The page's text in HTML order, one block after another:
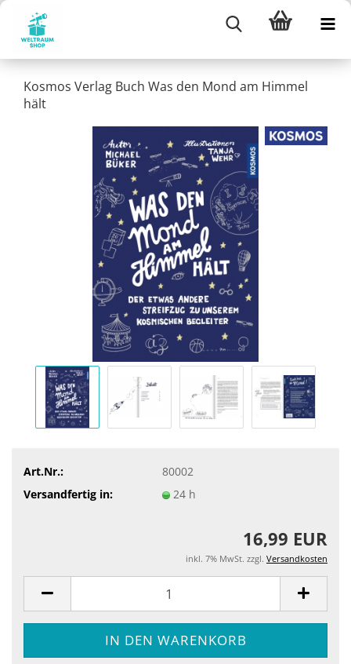
Kosmos Verlag Buch Was den Mond am Himmel
hält
Art.Nr.:
80002
Versandfertig in:
24 h
16,99 EUR
inkl. 7% MwSt. zzgl. Versandkosten